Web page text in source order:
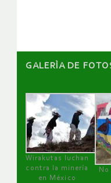
GALERÌA DE
Wirakutas luchan
contra la minería
en México